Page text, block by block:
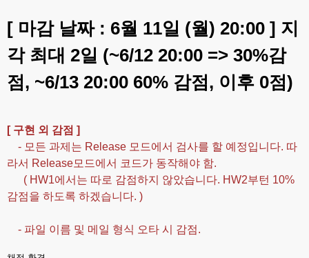
[ 마감 날짜 : 6월 11일 (월) 20:00 ] 지
각 최대 2일 (~6/12 20:00 => 30%감
점, ~6/13 20:00 60% 감점, 이후 0점)
[ 구현 외 감점 ]
- 모든 과제는 Release 모드에서 검사를 할 예정입니다. 따
라서 Release모드에서 코드가 동작해야 함.
( HW1에서는 따로 감점하지 않았습니다. HW2부턴 10%
감점을 하도록 하겠습니다. )
- 파일 이름 및 메일 형식 오타 시 감점.